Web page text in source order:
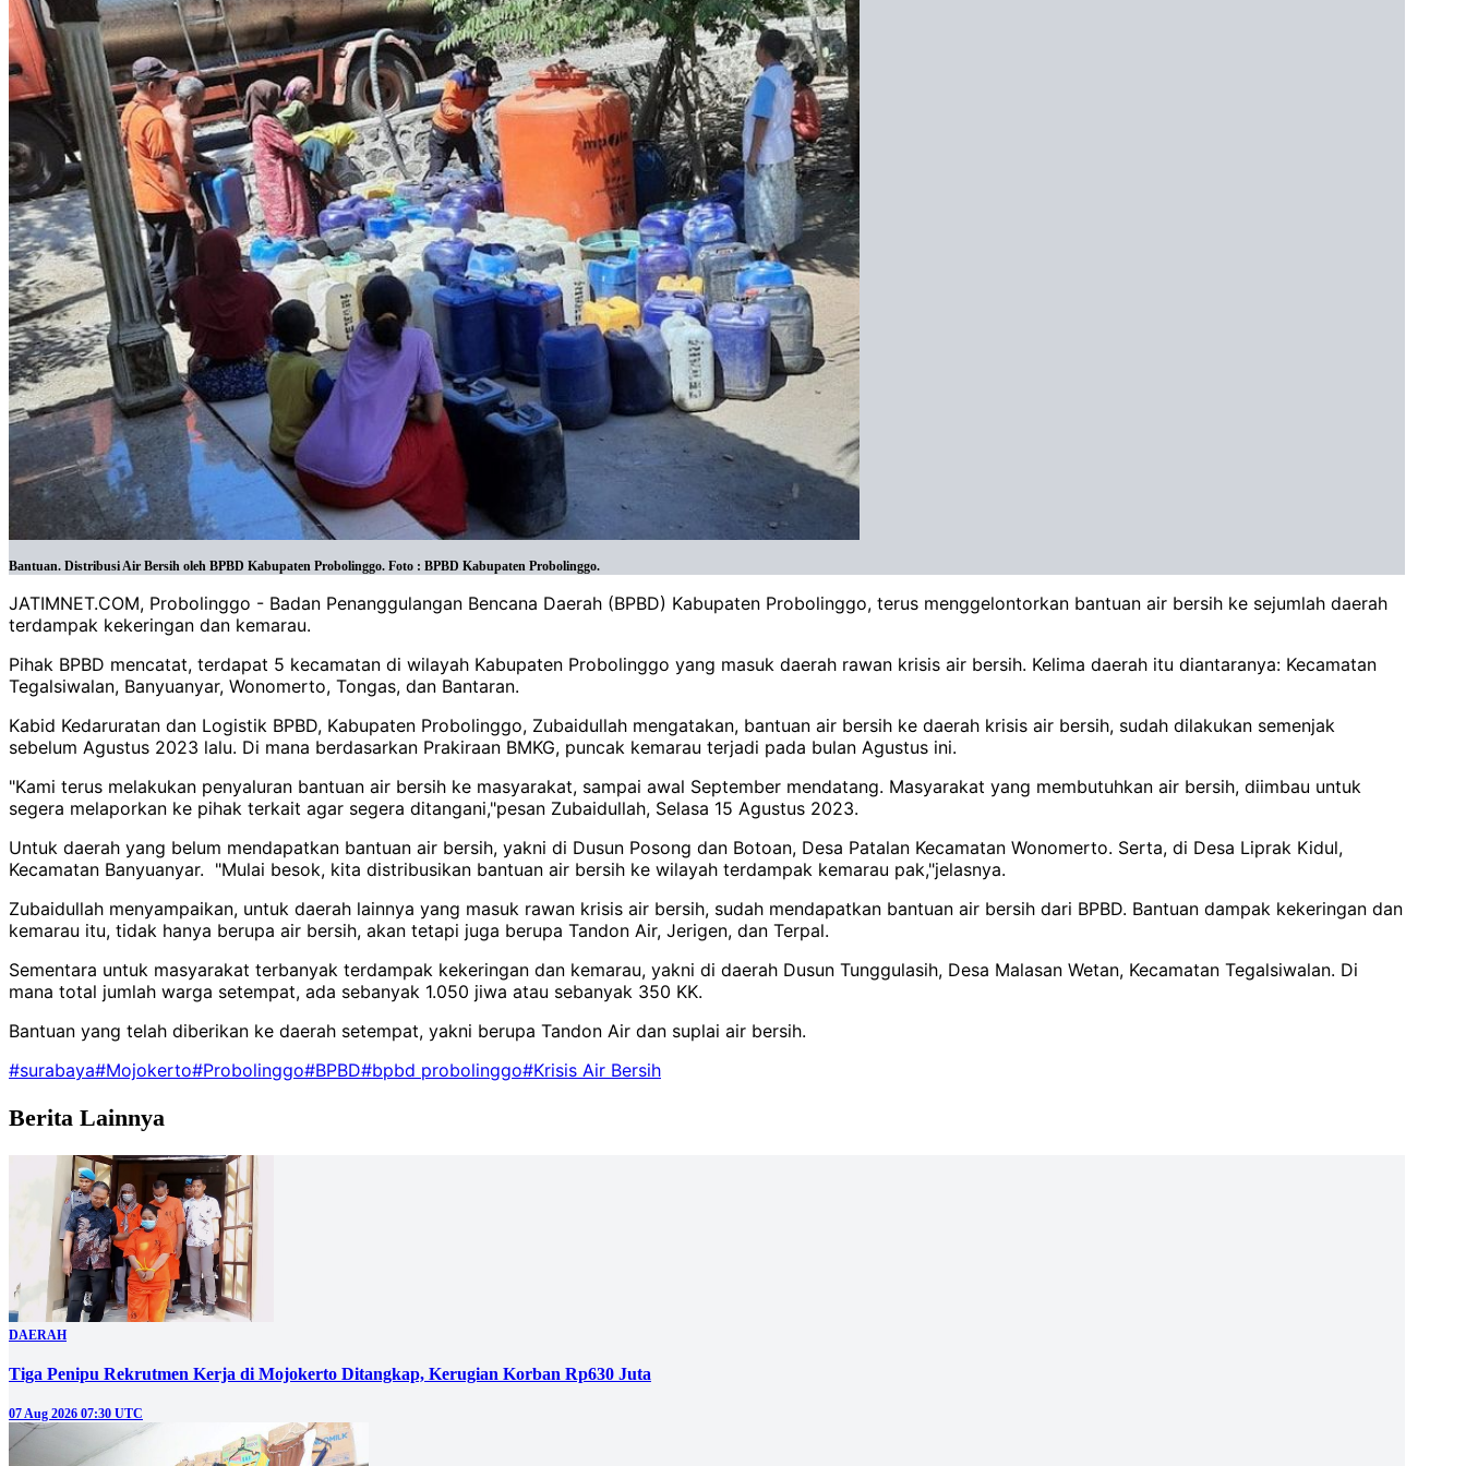
Bantuan. Distribusi Air Bersih oleh BPBD Kabupaten Probolinggo. Foto : BPBD Kabupaten Probolinggo.
JATIMNET.COM, Probolinggo - Badan Penanggulangan Bencana Daerah (BPBD) Kabupaten Probolinggo, terus menggelontorkan bantuan air bersih ke sejumlah daerah
terdampak kekeringan dan kemarau.
Pihak BPBD mencatat, terdapat 5 kecamatan di wilayah Kabupaten Probolinggo yang masuk daerah rawan krisis air bersih. Kelima daerah itu diantaranya: Kecamatan
Tegalsiwalan, Banyuanyar, Wonomerto, Tongas, dan Bantaran.
Kabid Kedaruratan dan Logistik BPBD, Kabupaten Probolinggo, Zubaidullah mengatakan, bantuan air bersih ke daerah krisis air bersih, sudah dilakukan semenjak
sebelum Agustus 2023 lalu. Di mana berdasarkan Prakiraan BMKG, puncak kemarau terjadi pada bulan Agustus ini.
"Kami terus melakukan penyaluran bantuan air bersih ke masyarakat, sampai awal September mendatang. Masyarakat yang membutuhkan air bersih, diimbau untuk
segera melaporkan ke pihak terkait agar segera ditangani,"pesan Zubaidullah, Selasa 15 Agustus 2023.
Untuk daerah yang belum mendapatkan bantuan air bersih, yakni di Dusun Posong dan Botoan, Desa Patalan Kecamatan Wonomerto. Serta, di Desa Liprak Kidul,
Kecamatan Banyuanyar. "Mulai besok, kita distribusikan bantuan air bersih ke wilayah terdampak kemarau pak,"jelasnya.
Zubaidullah menyampaikan, untuk daerah lainnya yang masuk rawan krisis air bersih, sudah mendapatkan bantuan air bersih dari BPBD. Bantuan dampak kekeringan dan
kemarau itu, tidak hanya berupa air bersih, akan tetapi juga berupa Tandon Air, Jerigen, dan Terpal.
Sementara untuk masyarakat terbanyak terdampak kekeringan dan kemarau, yakni di daerah Dusun Tunggulasih, Desa Malasan Wetan, Kecamatan Tegalsiwalan. Di
mana total jumlah warga setempat, ada sebanyak 1.050 jiwa atau sebanyak 350 KK.
Bantuan yang telah diberikan ke daerah setempat, yakni berupa Tandon Air dan suplai air bersih.
#surabaya#Mojokerto#Probolinggo#BPBD#bpbd probolinggo#Krisis Air Bersih
Berita Lainnya
DAERAH
Tiga Penipu Rekrutmen Kerja di Mojokerto Ditangkap, Kerugian Korban Rp630 Juta
07 Aug 2026 07:30 UTC